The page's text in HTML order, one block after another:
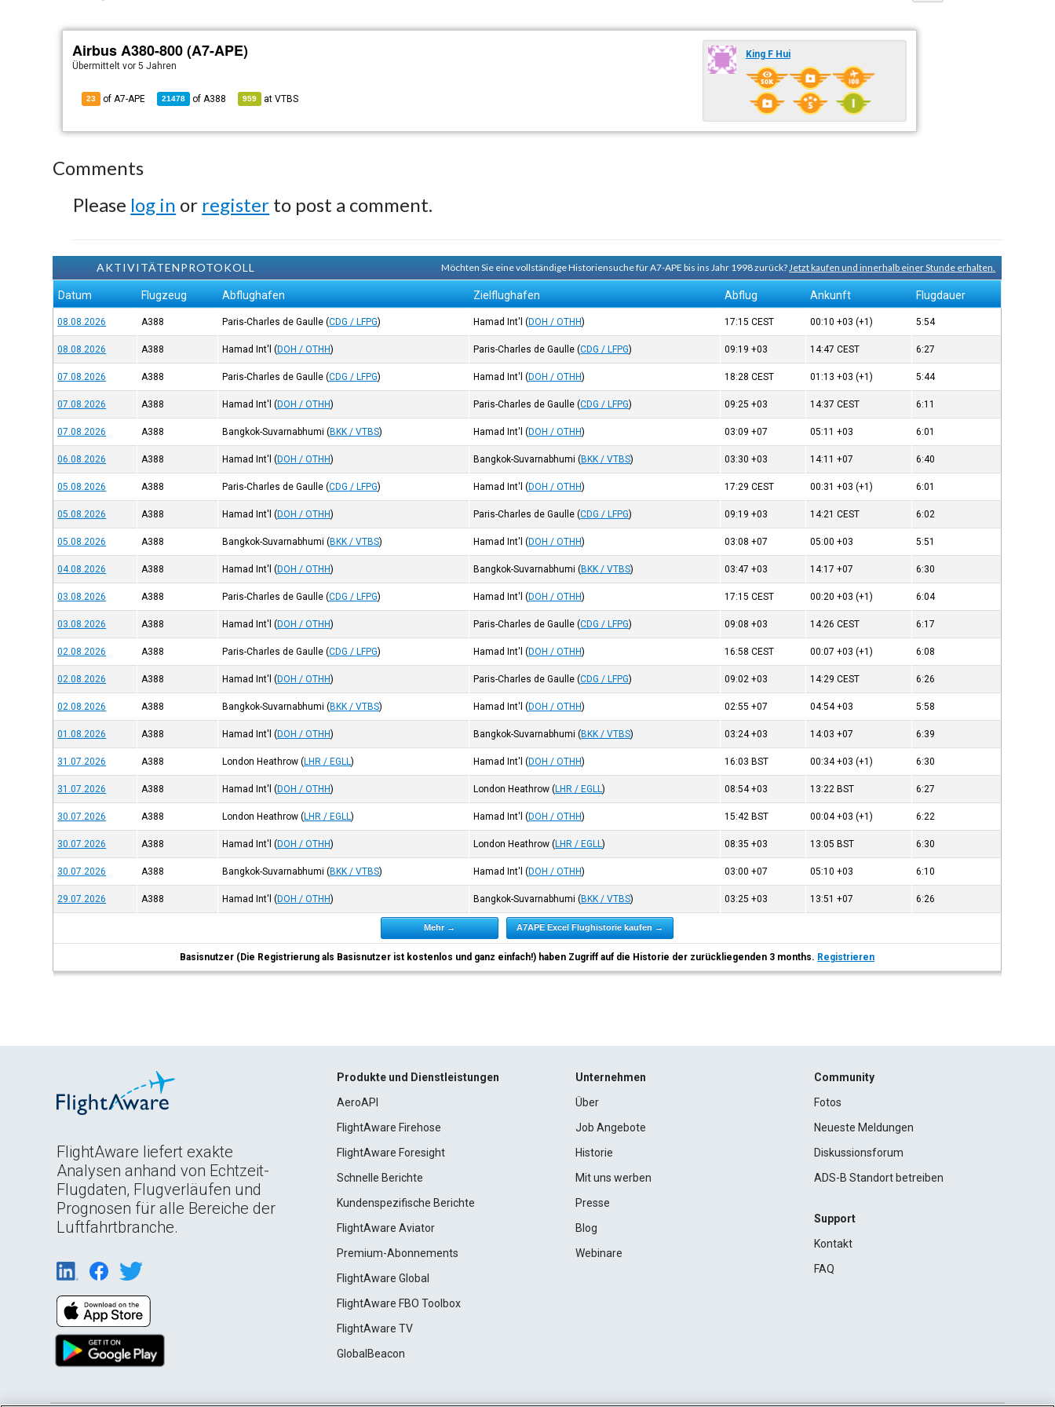
Airbus A380-800 (A7-APE)
Übermitteltvor 5 Jahren
23 of A7-APE 21478 ofA388 959 atVTBS
King F Hui
Comments
Please log in or register to post a comment.
AKTIVITÄTENPROTOKOLL Möchten Sie eine vollständige Historiensuche für A7-APE bis ins Jahr 1998 zurück?Jetzt kaufen und innerhalb einer Stunde erhalten.
Datum Flugzeug Abflughafen Zielflughafen Abflug Ankunft Flugdauer
08.08.2026 A388 Paris-Charles de Gaulle (CDG / LFPG) Hamad Int'l (DOH / OTHH) 17:15CEST 00:10+03 (+1) 5:54
08.08.2026 A388 Hamad Int'l (DOH / OTHH) Paris-Charles de Gaulle (CDG / LFPG) 09:19+03 14:47CEST 6:27
07.08.2026 A388 Paris-Charles de Gaulle (CDG / LFPG) Hamad Int'l (DOH / OTHH) 18:28CEST 01:13+03 (+1) 5:44
07.08.2026 A388 Hamad Int'l (DOH / OTHH) Paris-Charles de Gaulle (CDG / LFPG) 09:25+03 14:37CEST 6:11
07.08.2026 A388 Bangkok-Suvarnabhumi (BKK / VTBS) Hamad Int'l (DOH / OTHH) 03:09+07 05:11+03 6:01
06.08.2026 A388 Hamad Int'l (DOH / OTHH) Bangkok-Suvarnabhumi (BKK / VTBS) 03:30+03 14:11+07 6:40
05.08.2026 A388 Paris-Charles de Gaulle (CDG / LFPG) Hamad Int'l (DOH / OTHH) 17:29CEST 00:31+03 (+1) 6:01
05.08.2026 A388 Hamad Int'l (DOH / OTHH) Paris-Charles de Gaulle (CDG / LFPG) 09:19+03 14:21CEST 6:02
05.08.2026 A388 Bangkok-Suvarnabhumi (BKK / VTBS) Hamad Int'l (DOH / OTHH) 03:08+07 05:00+03 5:51
04.08.2026 A388 Hamad Int'l (DOH / OTHH) Bangkok-Suvarnabhumi (BKK / VTBS) 03:47+03 14:17+07 6:30
03.08.2026 A388 Paris-Charles de Gaulle (CDG / LFPG) Hamad Int'l (DOH / OTHH) 17:15CEST 00:20+03 (+1) 6:04
03.08.2026 A388 Hamad Int'l (DOH / OTHH) Paris-Charles de Gaulle (CDG / LFPG) 09:08+03 14:26CEST 6:17
02.08.2026 A388 Paris-Charles de Gaulle (CDG / LFPG) Hamad Int'l (DOH / OTHH) 16:58CEST 00:07+03 (+1) 6:08
02.08.2026 A388 Hamad Int'l (DOH / OTHH) Paris-Charles de Gaulle (CDG / LFPG) 09:02+03 14:29CEST 6:26
02.08.2026 A388 Bangkok-Suvarnabhumi (BKK / VTBS) Hamad Int'l (DOH / OTHH) 02:55+07 04:54+03 5:58
01.08.2026 A388 Hamad Int'l (DOH / OTHH) Bangkok-Suvarnabhumi (BKK / VTBS) 03:24+03 14:03+07 6:39
31.07.2026 A388 London Heathrow (LHR / EGLL) Hamad Int'l (DOH / OTHH) 16:03 BST 00:34+03 (+1) 6:30
31.07.2026 A388 Hamad Int'l (DOH / OTHH) London Heathrow (LHR / EGLL) 08:54+03 13:22 BST 6:27
30.07.2026 A388 London Heathrow (LHR / EGLL) Hamad Int'l (DOH / OTHH) 15:42 BST 00:04+03 (+1) 6:22
30.07.2026 A388 Hamad Int'l (DOH / OTHH) London Heathrow (LHR / EGLL) 08:35+03 13:05 BST 6:30
30.07.2026 A388 Bangkok-Suvarnabhumi (BKK / VTBS) Hamad Int'l (DOH / OTHH) 03:00+07 05:10+03 6:10
29.07.2026 A388 Hamad Int'l (DOH / OTHH) Bangkok-Suvarnabhumi (BKK / VTBS) 03:25+03 13:51+07 6:26
Mehr → A7APE Excel Flughistorie kaufen →
Basisnutzer (Die Registrierung als Basisnutzer ist kostenlos und ganz einfach!) haben Zugriff auf die Historie der zurückliegenden 3 months. Registrieren
FlightAware liefert exakte
Analysen anhand von Echtzeit-
Flugdaten, Flugverläufen und
Prognosen für alle Bereiche der
Luftfahrtbranche.
Produkte und Dienstleistungen
AeroAPI
FlightAware Firehose
FlightAware Foresight
Schnelle Berichte
Kundenspezifische Berichte
FlightAware Aviator
Premium-Abonnements
FlightAware Global
FlightAware FBO Toolbox
FlightAware TV
GlobalBeacon
Unternehmen
Über
Job Angebote
Historie
Mit uns werben
Presse
Blog
Webinare
Community
Fotos
Neueste Meldungen
Diskussionsforum
ADS-B Standort betreiben
Support
Kontakt
FAQ